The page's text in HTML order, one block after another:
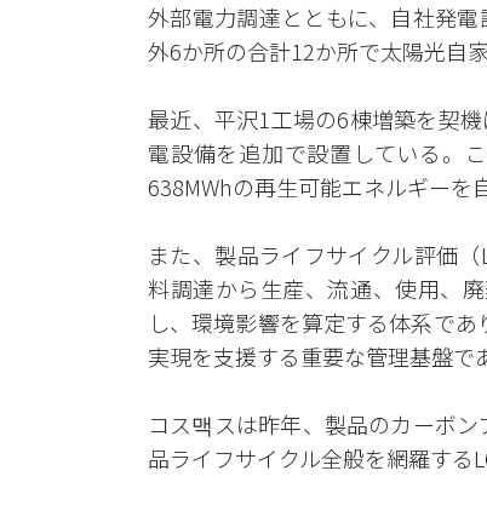
外部電力調達とともに、自社発
外6か所の合計12か所で太陽光自
最近、平沢1工場の6棟増築を契
電設備を追加で設置している。
638MWhの再生可能エネルギーを
また、製品ライフサイクル評価
料調達から生産、流通、使用、
し、環境影響を算定する体系で
実現を支援する重要な管理基盤で
コス맥スは昨年、製品のカーボ
品ライフサイクル全般を網羅する